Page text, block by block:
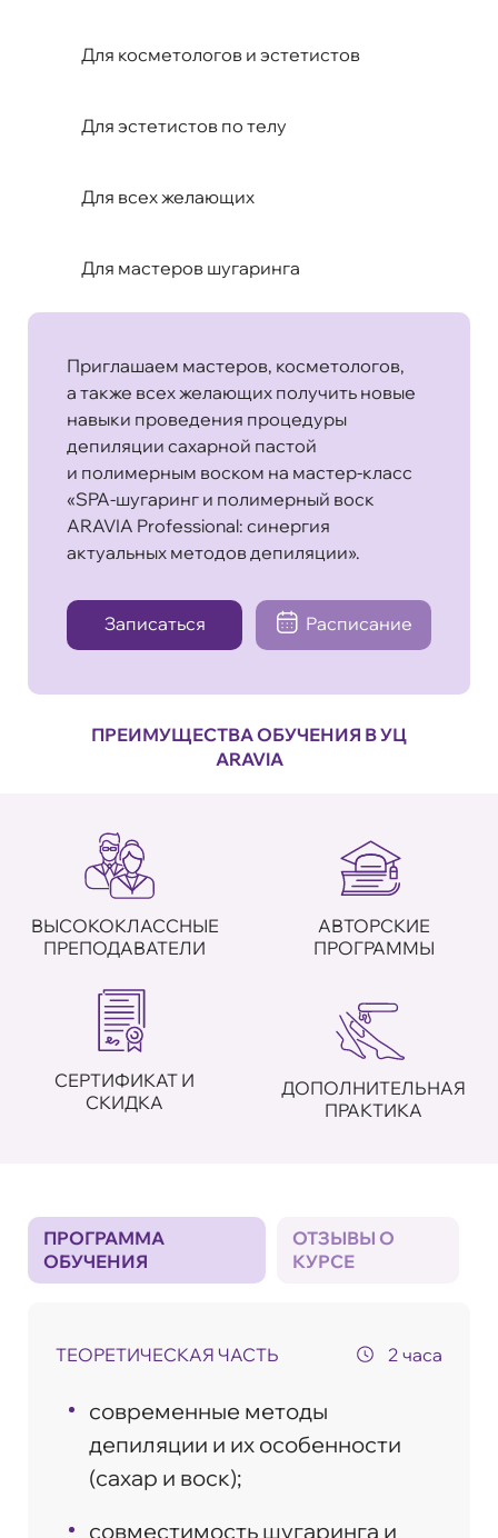
Для косметологов и эстетистов
Для эстетистов по телу
Для всех желающих
Для мастеров шугаринга
Приглашаем мастеров, косметологов,
а также всех желающих получить новые
навыки проведения процедуры
депиляции сахарной пастой
и полимерным воском на мастер-класс
«SPA-шугаринг и полимерный воск
ARAVIA Professional: синергия
актуальных методов депиляции».
Записаться Расписание
ПРЕИМУЩЕСТВА ОБУЧЕНИЯ В УЦ
ARAVIA
ВЫСОКОКЛАССНЫЕ
ПРЕПОДАВАТЕЛИ
АВТОРСКИЕ
ПРОГРАММЫ
СЕРТИФИКАТ И
СКИДКА
ДОПОЛНИТЕЛЬНАЯ
ПРАКТИКА
ПРОГРАММА
ОБУЧЕНИЯ
ОТЗЫВЫ О
КУРСЕ
ТЕОРЕТИЧЕСКАЯ ЧАСТЬ 2 часа
современные методы
депиляции и их особенности
(сахар и воск);
совместимость шугаринга и